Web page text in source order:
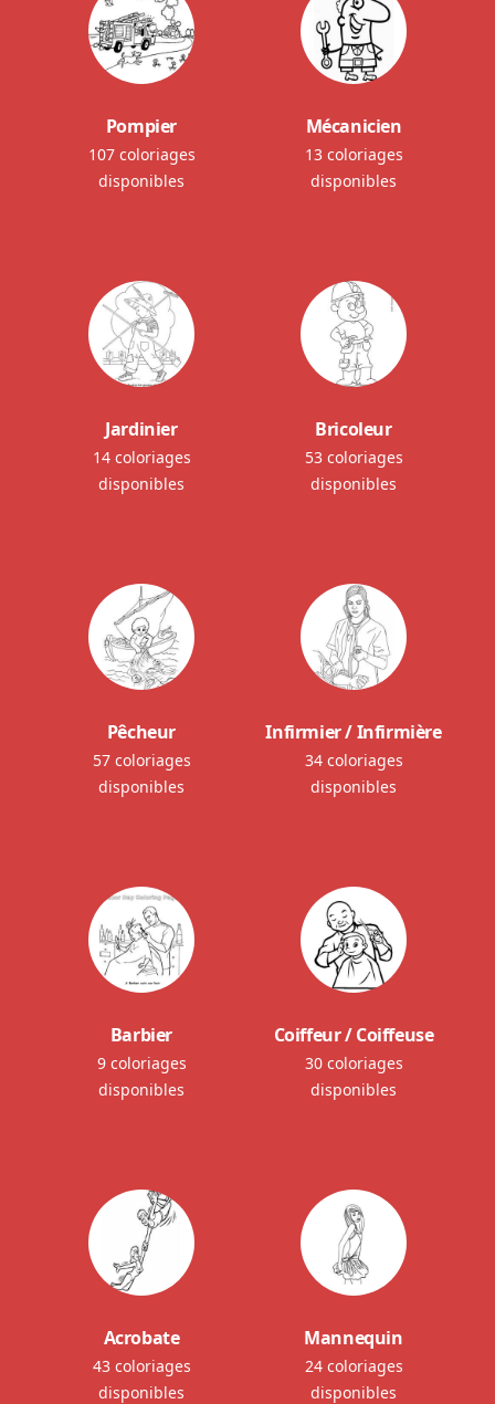
Pompier
107 coloriages
disponibles
Mécanicien
13 coloriages
disponibles
Jardinier
14 coloriages
disponibles
Bricoleur
53 coloriages
disponibles
Pêcheur
57 coloriages
disponibles
Infirmier / Infirmière
34 coloriages
disponibles
Barbier
9 coloriages
disponibles
Coiffeur / Coiffeuse
30 coloriages
disponibles
Acrobate
43 coloriages
disponibles
Mannequin
24 coloriages
disponibles